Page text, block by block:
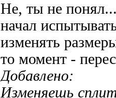
Не, ты не
начал
изменять
то момент -
Добавлено:
Изменяешь